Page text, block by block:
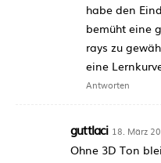
habe den
bemüht eine
rays zu
eine
Antworten
guttlaci 18. März
Ohne 3D Ton